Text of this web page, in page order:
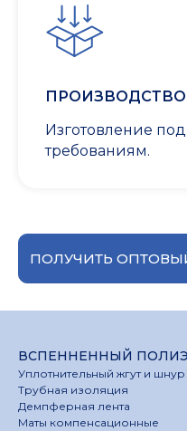
ПРОИЗВОДСТВО
Изготовление
требованиям.
ПОЛУЧИТЬ
ВСПЕННЕННЫЙ
Уплотнительный жгут и шнур
Трубная изоляция
Демпферная лента
Маты компенсационные